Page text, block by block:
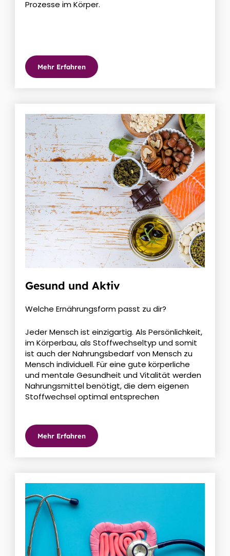
Prozesse im Körper.
Mehr Erfahren
Gesund und Aktiv
Welche Ernährungsform passt zu dir?
Jeder Mensch ist einzigartig. Als Persönlichkeit,
im Körperbau, als Stoffwechseltyp und somit
ist auch der Nahrungsbedarf von Mensch zu
Mensch individuell. Für eine gute körperliche
und mentale Gesundheit und Vitalität werden
Nahrungsmittel benötigt, die dem eigenen
Stoffwechsel optimal entsprechen
Mehr Erfahren